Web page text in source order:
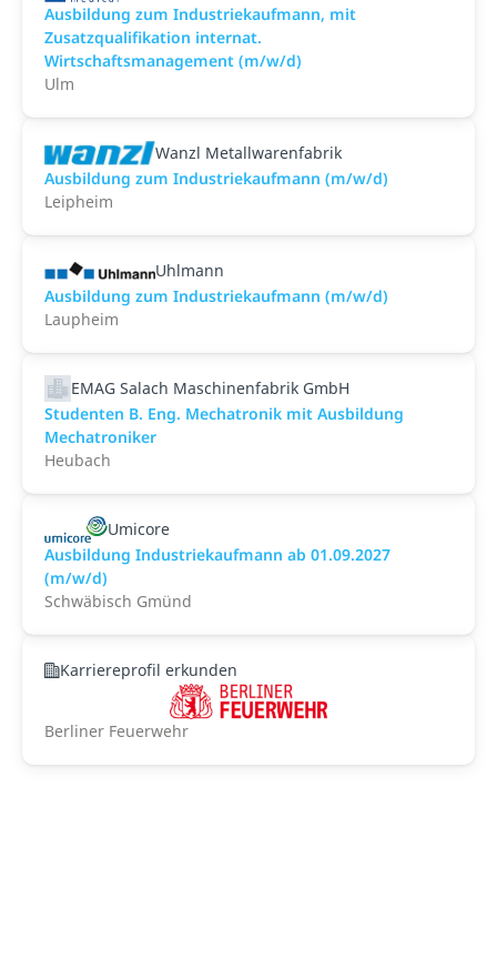
Ausbildung zum Industriekaufmann, mit
Zusatzqualifikation internat.
Wirtschaftsmanagement (m/w/d)
Ulm
Wanzl Metallwarenfabrik
Ausbildung zum Industriekaufmann (m/w/d)
Leipheim
Uhlmann
Ausbildung zum Industriekaufmann (m/w/d)
Laupheim
EMAG Salach Maschinenfabrik GmbH
Studenten B. Eng. Mechatronik mit Ausbildung
Mechatroniker
Heubach
Umicore
Ausbildung Industriekaufmann ab 01.09.2027
(m/w/d)
Schwäbisch Gmünd
Karriereprofil erkunden
Berliner Feuerwehr